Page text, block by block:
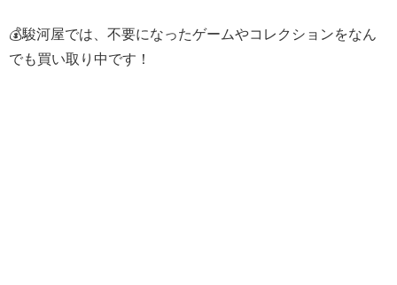
💰駿河屋では、不要になったゲームやコレクションをなん
でも買い取り中です！